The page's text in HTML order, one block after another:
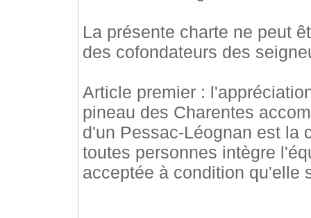
La présente charte ne peut
des cofondateurs des
Article premier :
pineau des Charentes
d'un Pessac-Léognan est la
toutes personnes intègre
acceptée à condition qu'elle